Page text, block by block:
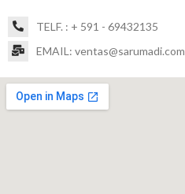
TELF. : + 591 - 69432135
EMAIL: ventas@sarumadi.com